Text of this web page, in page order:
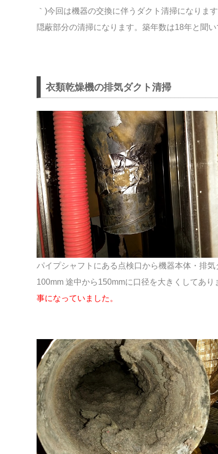
｀)今回は機器の交換に伴うダクト清掃になりま
隠蔽部分の清掃になります。築年数は18年と聞い
衣類乾燥機の排気ダクト清掃
パイプシャフトにある点検口から機器本体・排気
100mm 途中から150mmに口径を大きくしてあり
事になっていました。